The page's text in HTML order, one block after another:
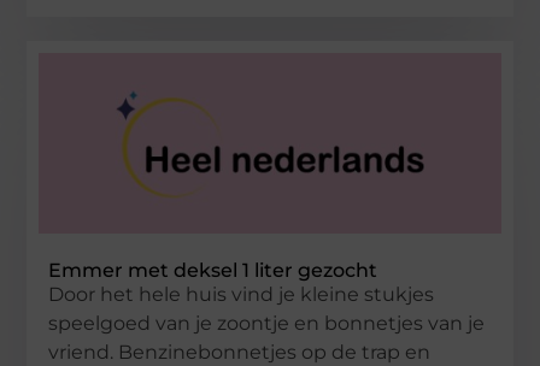
Emmer met deksel 1 liter gezocht
Door het hele huis vind je kleine stukjes
speelgoed van je zoontje en bonnetjes van je
vriend. Benzinebonnetjes op de trap en